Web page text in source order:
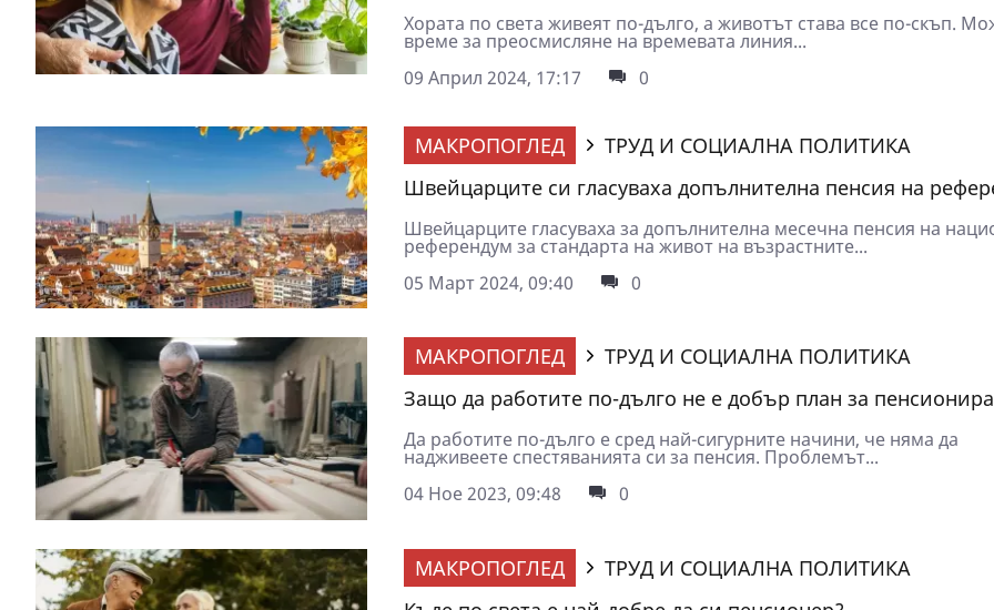
Хората по света живеят по-дълго, а животът става все по-скъп.
време за преосмисляне на времевата линия...
09 Април 2024, 17:17
0
МАКРОПОГЛЕД
ТРУД И СОЦИАЛНА ПОЛИТИКА
Швейцарците си гласуваха допълнителна пенсия на
Швейцарците гласуваха за допълнителна месечна пенсия на
референдум за стандарта на живот на възрастните...
05 Март 2024, 09:40
0
МАКРОПОГЛЕД
ТРУД И СОЦИАЛНА ПОЛИТИКА
Защо да работите по-дълго не е добър план за
Да работите по-дълго е сред най-сигурните начини, че няма да
надживеете спестяванията си за пенсия. Проблемът...
04 Ное 2023, 09:48
0
МАКРОПОГЛЕД
ТРУД И СОЦИАЛНА ПОЛИТИКА